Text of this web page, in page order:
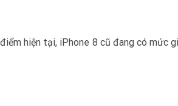
hiện tại, iPhone 8 cũ đang có mức